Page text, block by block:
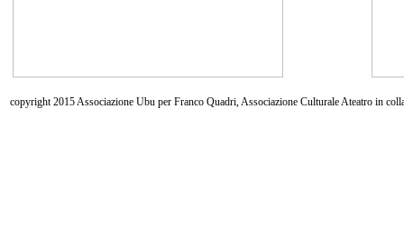
copyright 2015 Associazione Ubu per Franco Quadri, Associazione Culturale Ateatro in